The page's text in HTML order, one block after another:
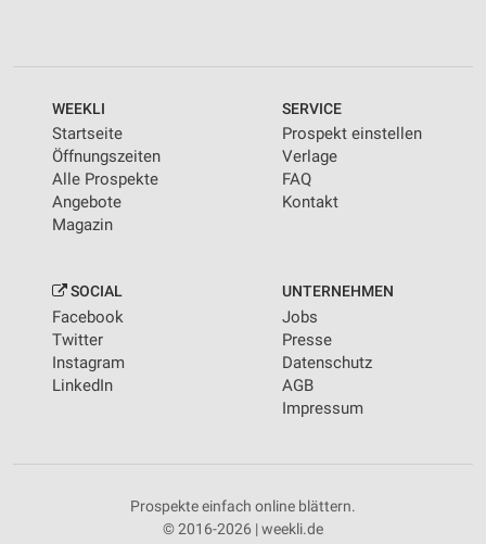
WEEKLI
Startseite
Öffnungszeiten
Alle Prospekte
Angebote
Magazin
SERVICE
Prospekt einstellen
Verlage
FAQ
Kontakt
SOCIAL
Facebook
Twitter
Instagram
LinkedIn
UNTERNEHMEN
Jobs
Presse
Datenschutz
AGB
Impressum
Prospekte einfach online blättern.
© 2016-2026 | weekli.de